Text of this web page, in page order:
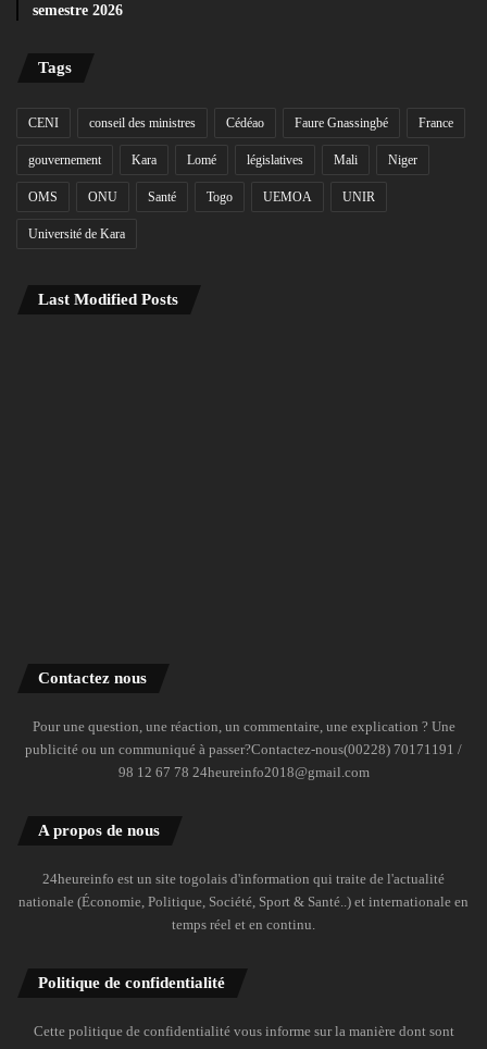
semestre 2026
Tags
CENI conseil des ministres Cédéao Faure Gnassingbé France
gouvernement Kara Lomé législatives Mali Niger
OMS ONU Santé Togo UEMOA UNIR
Université de Kara
Last Modified Posts
Contactez nous
Pour une question, une réaction, un commentaire, une explication ? Une
publicité ou un communiqué à passer?Contactez-nous(00228) 70171191 /
98 12 67 78 24heureinfo2018@gmail.com
A propos de nous
24heureinfo est un site togolais d'information qui traite de l'actualité
nationale (Économie, Politique, Société, Sport & Santé..) et internationale en
temps réel et en continu.
Politique de confidentialité
Cette politique de confidentialité vous informe sur la manière dont sont